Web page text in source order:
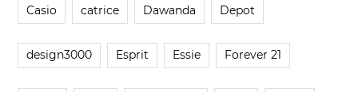
Casio catrice Dawanda Depot
design3000 Esprit Essie Forever 21